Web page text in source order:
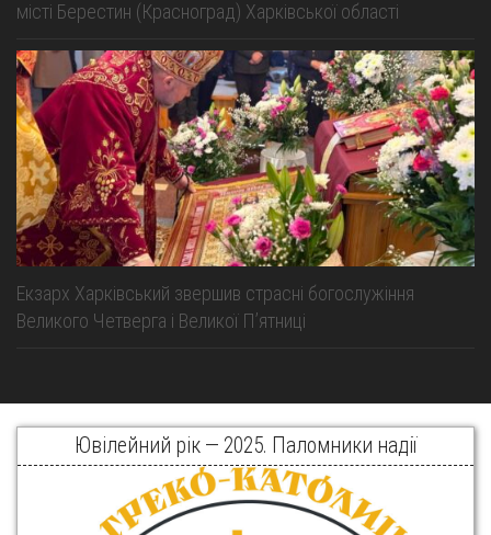
місті Берестин (Красноград) Харківської області
Екзарх Харківський звершив страсні богослужіння
Великого Четверга і Великої Пʼятниці
Ювілейний рік — 2025. Паломники надії